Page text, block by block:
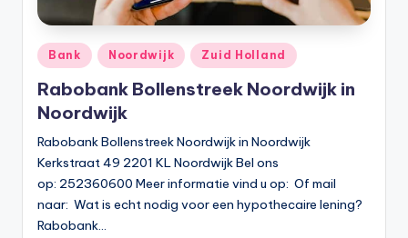
Geplaatst
in
Bank Noordwijk Zuid Holland
Rabobank Bollenstreek Noordwijk in
Noordwijk
Rabobank Bollenstreek Noordwijk in Noordwijk
Kerkstraat 49 2201 KL Noordwijk Bel ons
op: 252360600 Meer informatie vind u op: Of mail
naar: Wat is echt nodig voor een hypothecaire lening?
Rabobank…